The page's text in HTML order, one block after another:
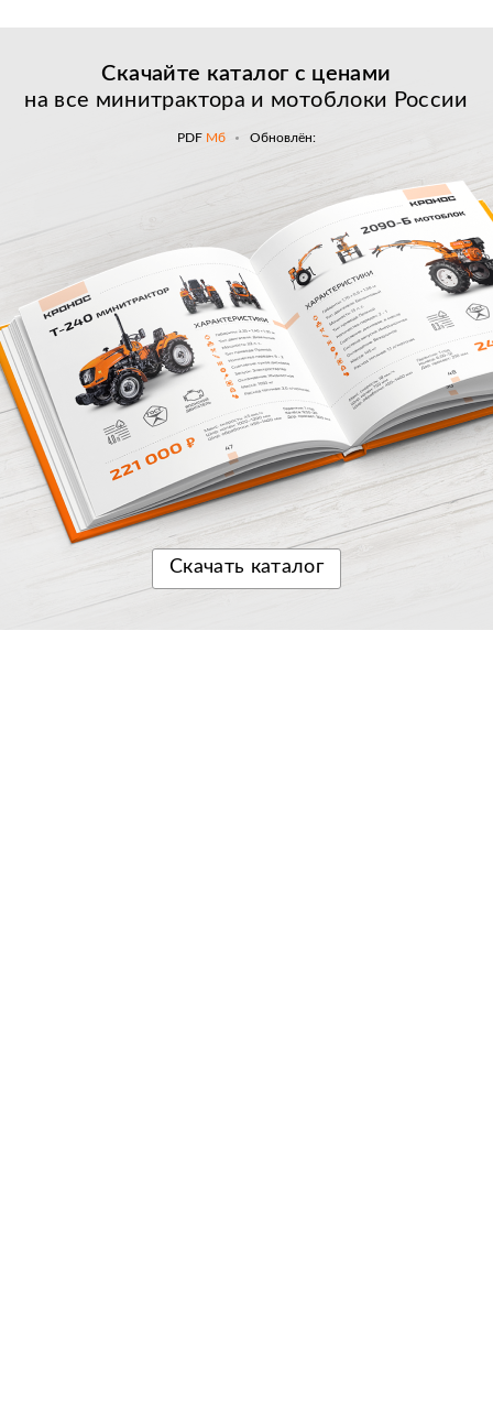
Скачайте каталог с ценами
на все минитрактора и мотоблоки России
PDF Мб Обновлён:
Скачать каталог